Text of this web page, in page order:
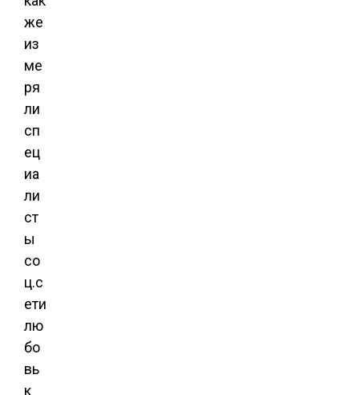
же
из
ме
ря
ли
сп
ец
иа
ли
ст
ы
со
ц.с
ети
лю
бо
вь
к